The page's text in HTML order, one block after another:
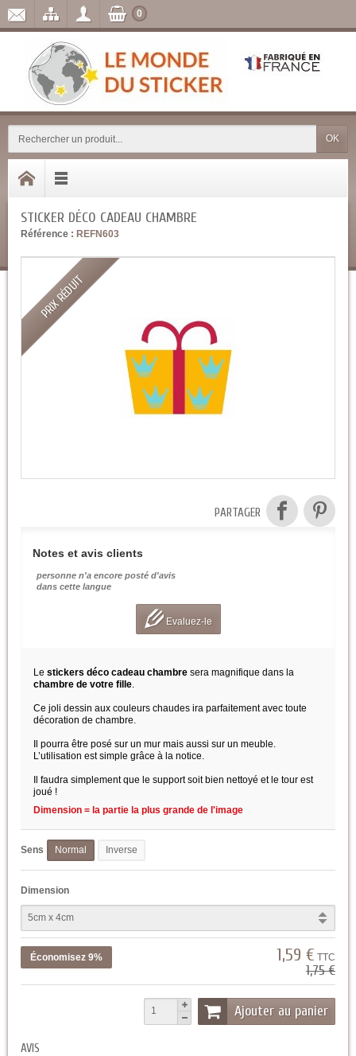
OK
0
STICKER DÉCO CADEAU CHAMBRE
Référence : REFN603
PRIX RÉDUIT
PARTAGER
Notes et avis clients
personne n'a encore posté d'avis
dans cette langue
Evaluez-le
Le stickers déco cadeau chambre sera magnifique dans la
chambre de votre fille.
Ce joli dessin aux couleurs chaudes ira parfaitement avec toute
décoration de chambre.
Il pourra être posé sur un mur mais aussi sur un meuble.
L’utilisation est simple grâce à la notice.
Il faudra simplement que le support soit bien nettoyé et le tour est
joué !
Dimension = la partie la plus grande de l'image
Sens Normal Inverse
Dimension
Économisez 9% 1,59 € TTC
1,75 €
Ajouter au panier
AVIS